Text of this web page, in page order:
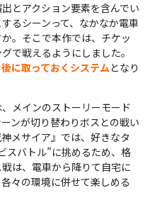
とアクション要素を含んでい
るシーンって、なかなか電車
。そこで本作では、チケッ
で戦えるようにしました。
に取っておくシステムとなり
メインのストーリーモード
ンが切り替わりボスとの戦い
メサイア』では、好きなタ
スバトル”に挑めるため、格
は、電車から降りて自宅に
々の環境に併せて楽しめる